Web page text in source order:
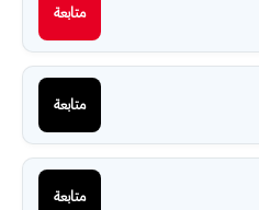
متابعة
متابعة
متابعة